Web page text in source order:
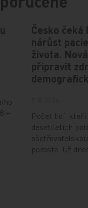
Česko čeká
nárůst
života.
připravit
Počet lidí,
desetiletích
poroste. Už